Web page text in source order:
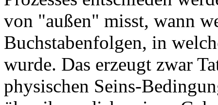
von "außen" misst, wann
Buchstabenfolgen, in
wurde. Das erzeugt zwar
physischen Seins-